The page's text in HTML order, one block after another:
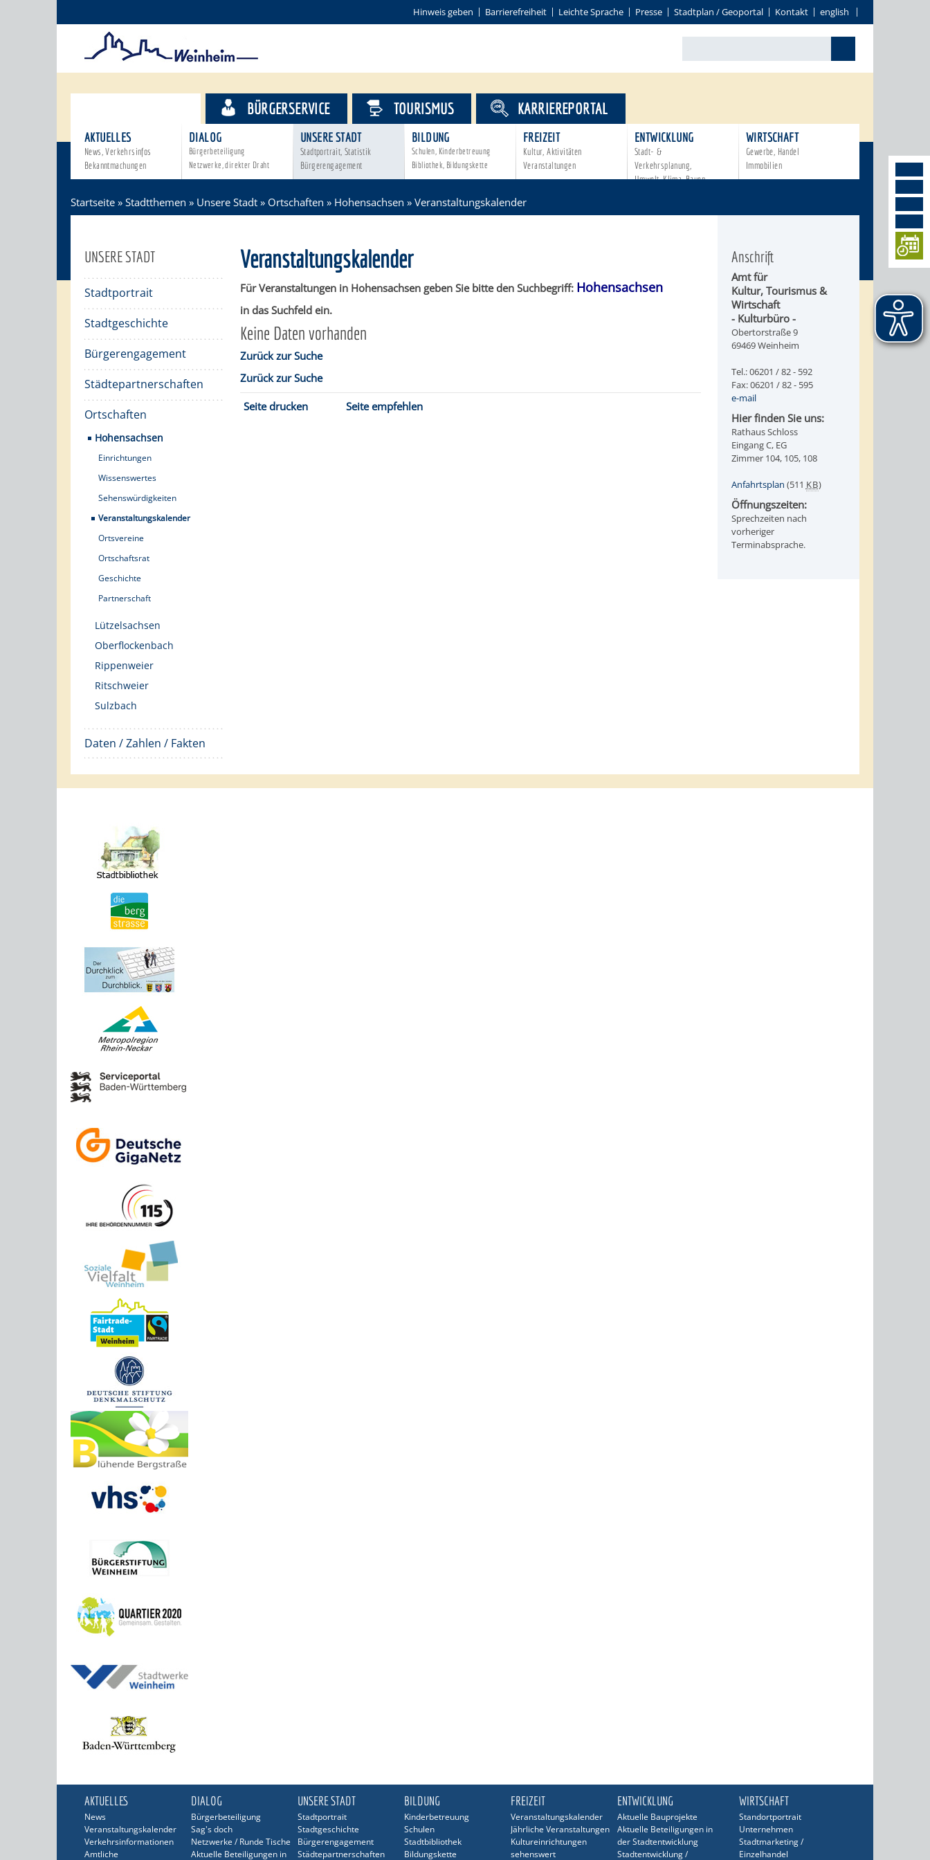
Hinweis geben Barrierefreiheit Leichte Sprache Presse Stadtplan / Geoportal Kontakt english
AKTUELLES
News, Verkehrsinfos
Bekanntmachungen
DIALOG
Bürgerbeteiligung
Netzwerke, direkter Draht
UNSERE STADT
Stadtportrait, Statistik
Bürgerengagement
BILDUNG
Schulen, Kinderbetreuung
Bibliothek, Bildungskette
FREIZEIT
Kultur, Aktivitäten
Veranstaltungen
ENTWICKLUNG
Stadt- &
Verkehrsplanung,
Umwelt, Klima, Bauen
WIRTSCHAFT
Gewerbe, Handel
Immobilien
BÜRGERSERVICE TOURISMUS KARRIEREPORTAL
Startseite » Stadtthemen » Unsere Stadt » Ortschaften » Hohensachsen » Veranstaltungskalender
UNSERE STADT
Stadtportrait
Stadtgeschichte
Bürgerengagement
Städtepartnerschaften
Ortschaften
Hohensachsen
Einrichtungen
Wissenswertes
Sehenswürdigkeiten
Veranstaltungskalender
Ortsvereine
Ortschaftsrat
Geschichte
Partnerschaft
Lützelsachsen
Oberflockenbach
Rippenweier
Ritschweier
Sulzbach
Daten / Zahlen / Fakten
Veranstaltungskalender
Für Veranstaltungen in Hohensachsen geben Sie bitte den Suchbegriff: Hohensachsen
in das Suchfeld ein.
Keine Daten vorhanden
Zurück zur Suche
Zurück zur Suche
Seite drucken Seite empfehlen
Anschrift
Amt für
Kultur, Tourismus &
Wirtschaft
- Kulturbüro -
Obertorstraße 9
69469 Weinheim
Tel.: 06201 / 82 - 592
Fax: 06201 / 82 - 595
e-mail
Hier finden Sie uns:
Rathaus Schloss
Eingang C, EG
Zimmer 104, 105, 108
Anfahrtsplan (511 KB)
Öffnungszeiten:
Sprechzeiten nach
vorheriger
Terminabsprache.
AKTUELLES
News
Veranstaltungskalender
Verkehrsinformationen
Amtliche
DIALOG
Bürgerbeteiligung
Sag's doch
Netzwerke / Runde Tische
Aktuelle Beteiligungen in
UNSERE STADT
Stadtportrait
Stadtgeschichte
Bürgerengagement
Städtepartnerschaften
BILDUNG
Kinderbetreuung
Schulen
Stadtbibliothek
Bildungskette
FREIZEIT
Veranstaltungskalender
Jährliche Veranstaltungen
Kultureinrichtungen
sehenswert
ENTWICKLUNG
Aktuelle Bauprojekte
Aktuelle Beteiligungen in
der Stadtentwicklung
Stadtentwicklung /
WIRTSCHAFT
Standortportrait
Unternehmen
Stadtmarketing /
Einzelhandel